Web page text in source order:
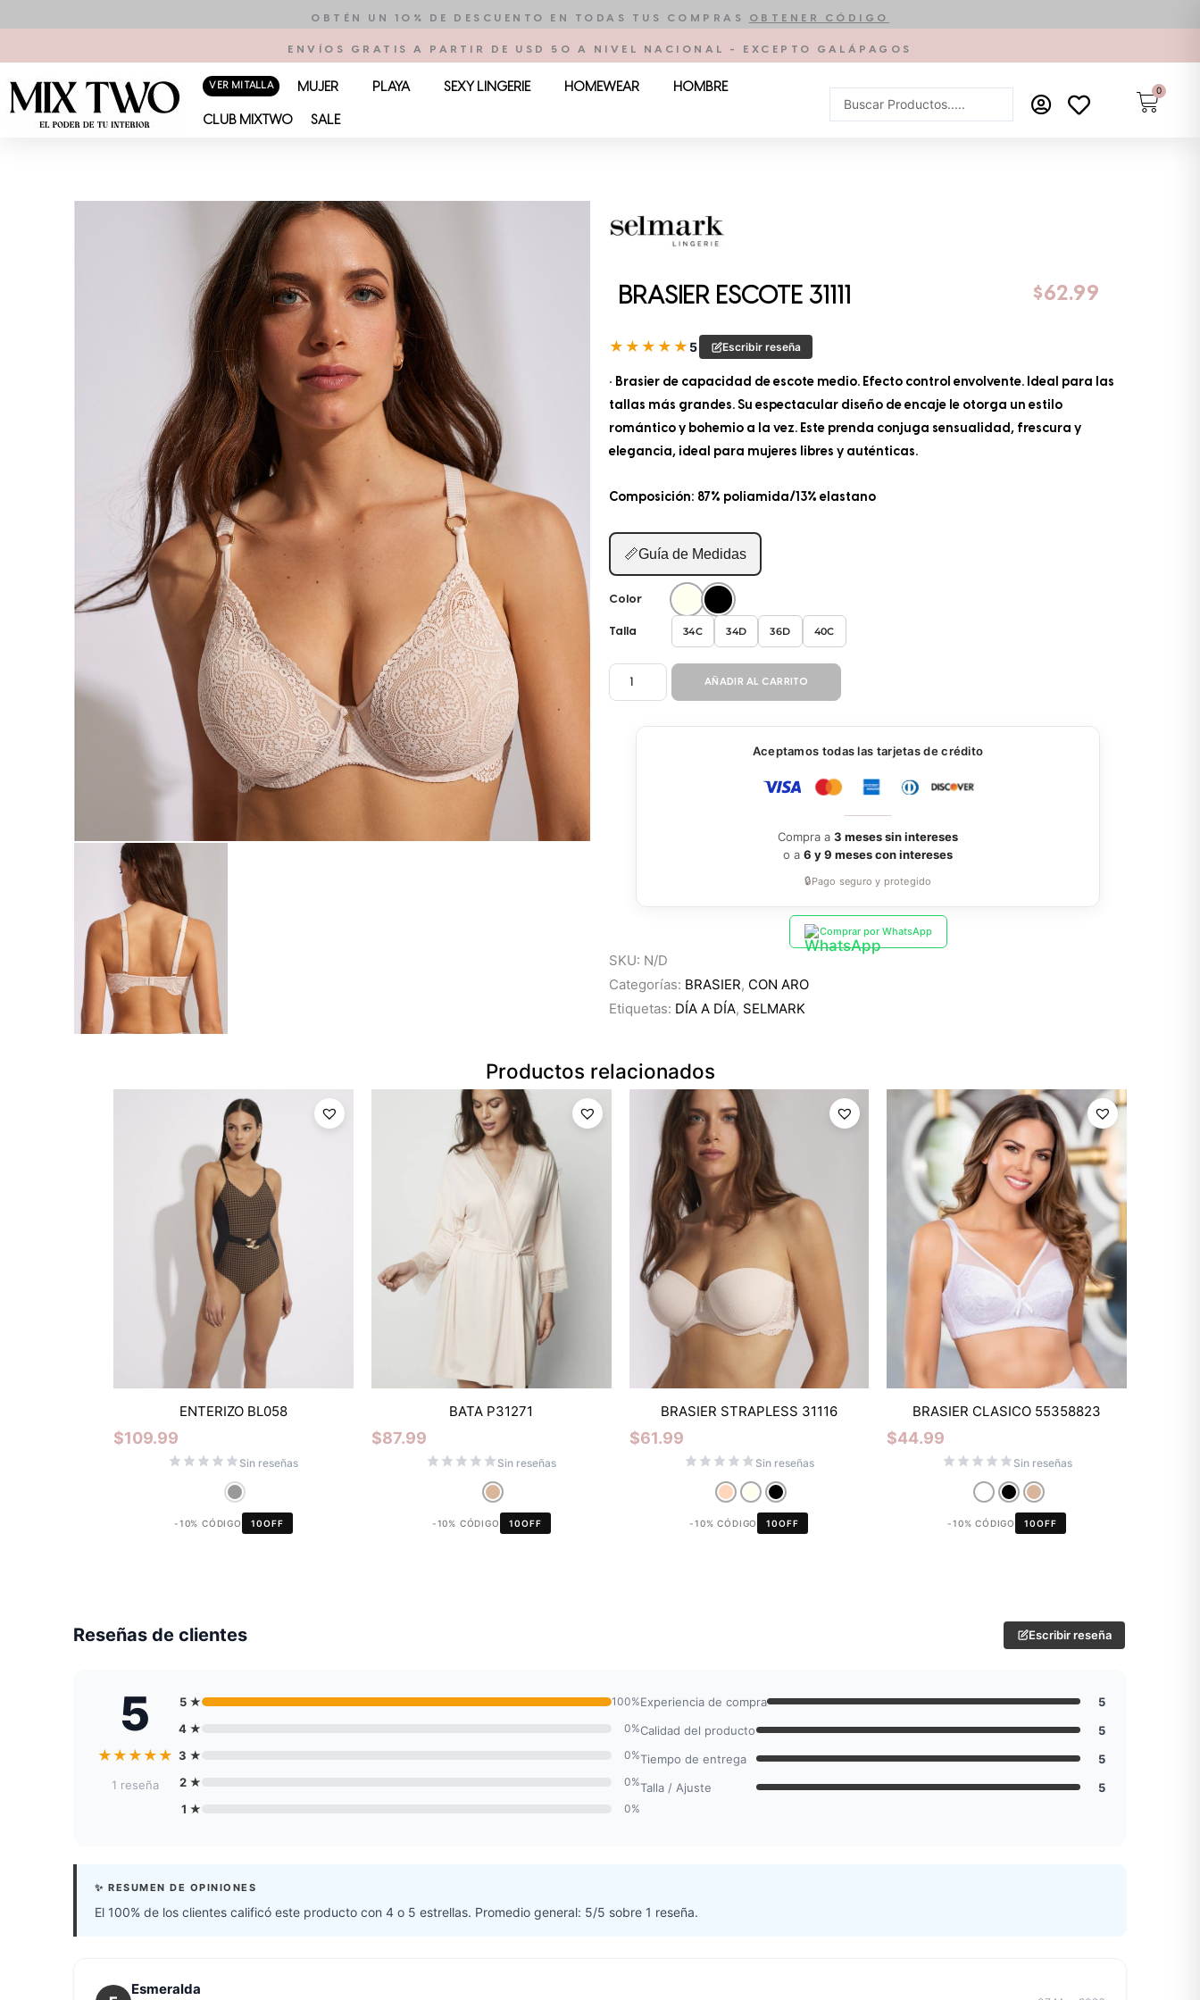
contenido
OBTÉN UN 10% DE DESCUENTO EN TODAS TUS COMPRAS OBTENER CÓDIGO
ENVÍOS GRATIS A PARTIR DE USD 50 A NIVEL NACIONAL - EXCEPTO GALÁPAGOS
VER MI TALLA MUJER PLAYA SEXY LINGERIE HOMEWEAR HOMBRE
CLUB MIXTWO SALE
Search
...
0
BRASIER ESCOTE 31111 $62.99
★ ★ ★ ★ ★ 5 Escribir reseña
• Brasier de capacidad de escote medio. Efecto control envolvente. Ideal para las
tallas más grandes. Su espectacular diseño de encaje le otorga un estilo
romántico y bohemio a la vez. Este prenda conjuga sensualidad, frescura y
elegancia, ideal para mujeres libres y auténticas.
Composición: 87% poliamida/13% elastano
📏Guía de Medidas
Color
Talla 34C 34D 36D 40C
BRASIER
ESCOTE
31111
AÑADIR AL CARRITO
Aceptamos todas las tarjetas de crédito
Compra a 3 meses sin intereses
o a 6 y 9 meses con intereses
🔒Pago seguro y protegido
Comprar por WhatsApp
SKU: N/D
Categorías: BRASIER, CON ARO
Etiquetas: DÍA A DÍA, SELMARK
Productos relacionados
ENTERIZO BL058
$109.99
Sin reseñas
-10% CÓDIGO 10OFF
BATA P31271
$87.99
Sin reseñas
-10% CÓDIGO 10OFF
BRASIER STRAPLESS 31116
$61.99
Sin reseñas
-10% CÓDIGO 10OFF
BRASIER CLASICO 55358823
$44.99
Sin reseñas
-10% CÓDIGO 10OFF
Reseñas de clientes Escribir reseña
5
★ ★ ★ ★ ★
1 reseña
5 ★ 100%
4 ★ 0%
3 ★ 0%
2 ★ 0%
1 ★ 0%
Experiencia de compra
5
Calidad del producto
5
Tiempo de entrega
5
Talla / Ajuste
5
✨ RESUMEN DE OPINIONES
El 100% de los clientes calificó este producto con 4 o 5 estrellas. Promedio general: 5/5 sobre 1 reseña.
Esmeralda
Mixtwo - Lencería y Ropa